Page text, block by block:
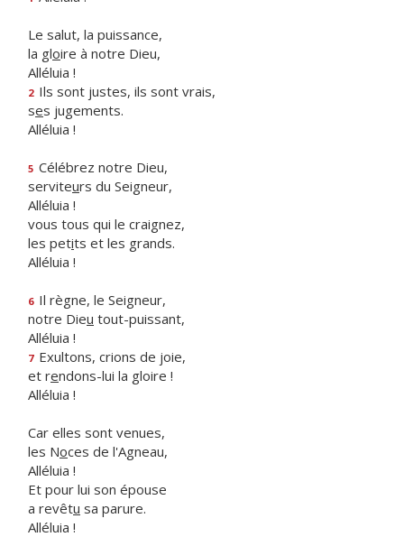
Le salut, la puissance,
la gloire à notre Dieu,
Alléluia !
2 Ils sont justes, ils sont vrais,
ses jugements.
Alléluia !
5 Célébrez notre Dieu,
serviteurs du Seigneur,
Alléluia !
vous tous qui le craignez,
les petits et les grands.
Alléluia !
6 Il règne, le Seigneur,
notre Dieu tout-puissant,
Alléluia !
7 Exultons, crions de joie,
et rendons-lui la gloire !
Alléluia !
Car elles sont venues,
les Noces de l'Agneau,
Alléluia !
Et pour lui son épouse
a revêtu sa parure.
Alléluia !